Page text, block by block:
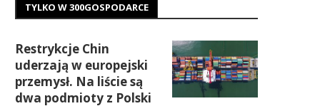
TYLKO W 300GOSPODARCE
Restrykcje Chin
uderzają w europejski
przemysł. Na liście są
dwa podmioty z Polski